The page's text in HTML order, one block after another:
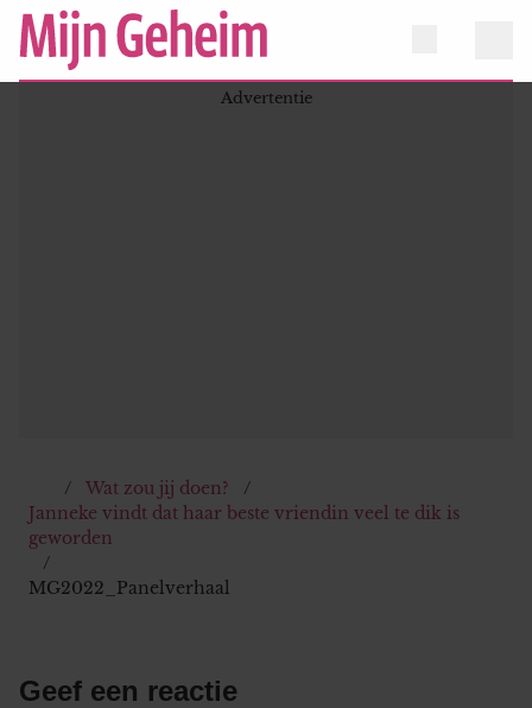
Wat zou jij doen?
Janneke vindt dat haar beste vriendin veel te dik is
geworden
MG2022_Panelverhaal
Geef een reactie